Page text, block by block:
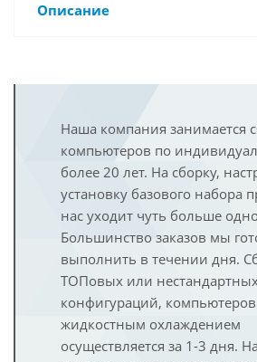
Описание
Наша компания занимается
компьютеров по
более 20 лет. На сборку,
установку базового набора
нас уходит чуть больше
Большинство заказов мы
выполнить в течении дня.
ТОПовых или
конфигураций,
жидкостным охлаждением
осуществляется за 1-3 дня.